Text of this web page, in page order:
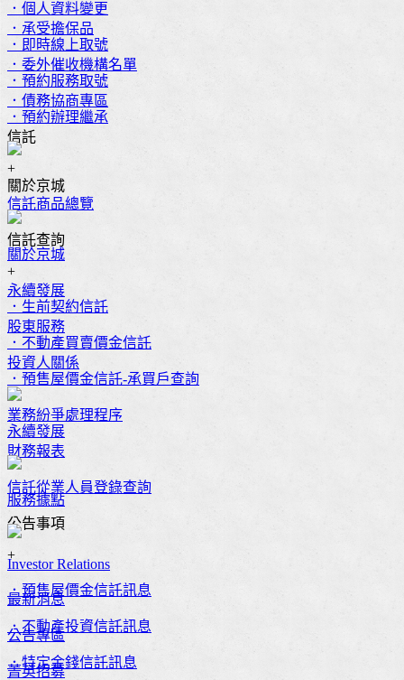
．個人資料變更
．即時線上取號
．預約服務取號
．預約辦理繼承
關於京城
關於京城
永續發展
股東服務
投資人關係
永續發展
服務據點
Investor Relations
最新消息
公告專區
菁英招募
．承受擔保品
．委外催收機構名單
．債務協商專區
信託
+
信託商品總覽
信託查詢
+
．生前契約信託
．不動產買賣價金信託
．預售屋價金信託-承買戶查詢
業務紛爭處理程序
財務報表
信託從業人員登錄查詢
公告事項
+
．預售屋價金信託訊息
．不動產投資信託訊息
．特定金錢信託訊息